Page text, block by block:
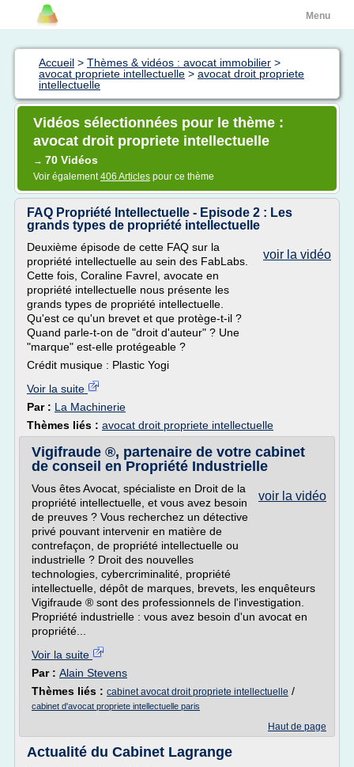
Menu
Accueil > Thèmes & vidéos : avocat immobilier >
avocat propriete intellectuelle > avocat droit propriete
intellectuelle
Vidéos sélectionnées pour le thème :
avocat droit propriete intellectuelle
→ 70 Vidéos
Voir également406 Articles pour ce thème
FAQ Propriété Intellectuelle - Episode 2 : Les
grands types de propriété intellectuelle
voir la vidéo
Deuxième épisode de cette FAQ sur la
propriété intellectuelle au sein des FabLabs.
Cette fois, Coraline Favrel, avocate en
propriété intellectuelle nous présente les
grands types de propriété intellectuelle.
Qu'est ce qu'un brevet et que protège-t-il ?
Quand parle-t-on de "droit d'auteur" ? Une
"marque" est-elle protégeable ?
Crédit musique : Plastic Yogi
Voir la suite
Par : La Machinerie
Thèmes liés : avocat droit propriete intellectuelle
Vigifraude ®, partenaire de votre cabinet
de conseil en Propriété Industrielle
voir la vidéo
Vous êtes Avocat, spécialiste en Droit de la
propriété intellectuelle, et vous avez besoin
de preuves ? Vous recherchez un détective
privé pouvant intervenir en matière de
contrefaçon, de propriété intellectuelle ou
industrielle ? Droit des nouvelles
technologies, cybercriminalité, propriété
intellectuelle, dépôt de marques, brevets, les enquêteurs
Vigifraude ® sont des professionnels de l'investigation.
Propriété industrielle : vous avez besoin d'un avocat en
propriété...
Voir la suite
Par : Alain Stevens
Thèmes liés : cabinet avocat droit propriete intellectuelle /
cabinet d'avocat propriete intellectuelle paris
Haut de page
Actualité du Cabinet Lagrange